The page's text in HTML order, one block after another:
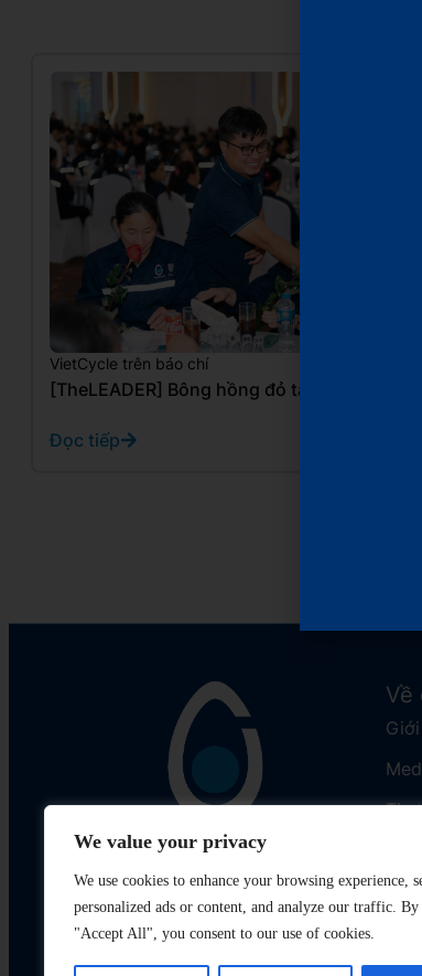
We value your privacy
We use cookies to enhance your browsing experience,
personalized ads or content, and analyze our traffic.
"Accept All", you consent to our use of cookies.
VietCycle trên báo chí
[TheLEADER] Bông hồng đỏ tặng chiến binh
Đọc tiếp
Về
Tin